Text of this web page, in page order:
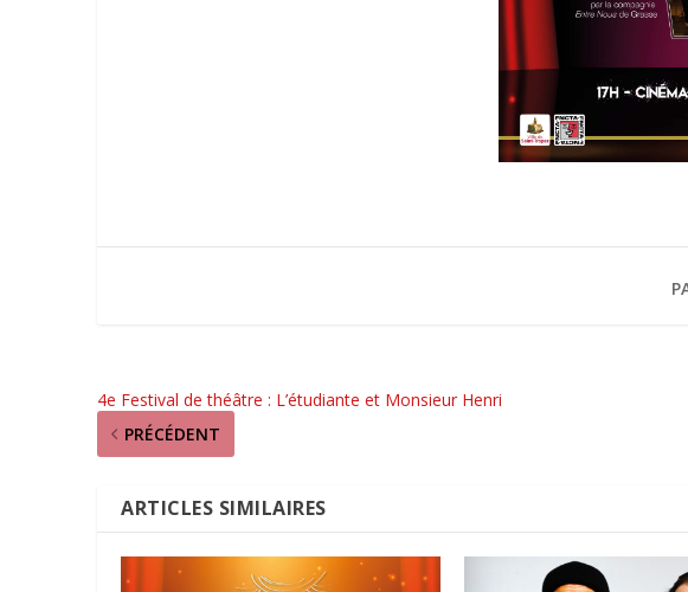
4e Festival de théâtre : L’étudiante et Monsieur Henri
PRÉCÉDENT
ARTICLES SIMILAIRES